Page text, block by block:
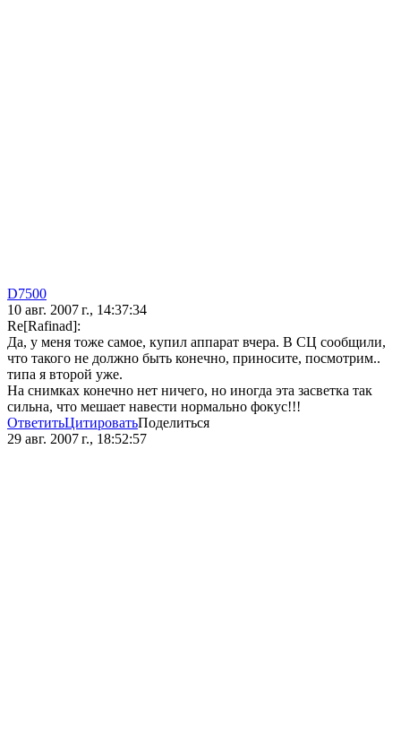
D7500
10 авг. 2007 г., 14:37:34
Re[Rafinad]:
Да, у меня тоже самое, купил аппарат вчера. В СЦ сообщили,
что такого не должно быть конечно, приносите, посмотрим..
типа я второй уже.
На снимках конечно нет ничего, но иногда эта засветка так
сильна, что мешает навести нормально фокус!!!
ОтветитьЦитироватьПоделиться
29 авг. 2007 г., 18:52:57